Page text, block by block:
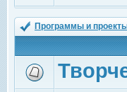
Программы и